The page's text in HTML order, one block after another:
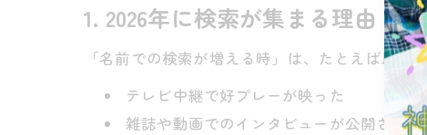
1. 2026年に検索が集まる理由
「名前での検索が増える時」は、たとえば以下
テレビ中継で好プレーが映った
雑誌や動画でのインタビューが公開された